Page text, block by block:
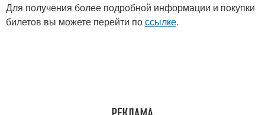
Для получения более подробной информации и покупки
билетов вы можете перейти поссылке.